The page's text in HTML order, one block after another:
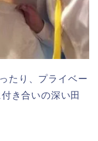
たり、プライベー
き合いの深い田